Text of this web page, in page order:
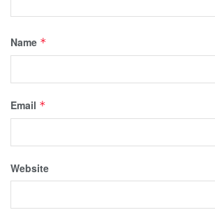
Name *
Email *
Website